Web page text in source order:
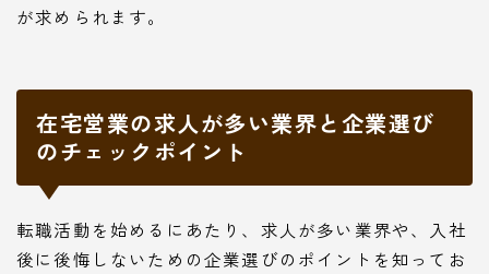
が求められます。
在宅営業の求人が多い業界と企業選び
のチェックポイント
転職活動を始めるにあたり、求人が多い業界や、入社
後に後悔しないための企業選びのポイントを知ってお